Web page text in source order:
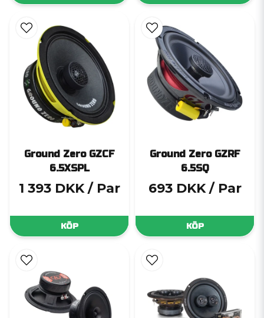
Ground Zero GZCF
6.5XSPL
1 393 DKK / Par
KÖP
Ground Zero GZRF
6.5SQ
693 DKK / Par
KÖP